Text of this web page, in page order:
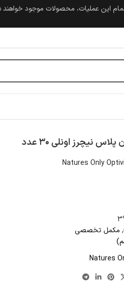
این عملیات، محصولات موجود
نیچرز اونلی ۳۰ عدد
Natures Only
, مکمل تخصصی